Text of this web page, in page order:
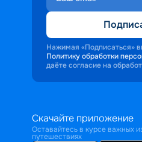
Нажимая «Подписаться»
Политику обработки
даёте согласие на
Скачайте приложение
Оставайтесь в курсе важных
путешествиях